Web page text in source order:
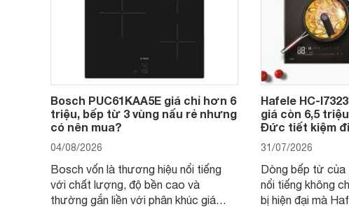
Bosch PUC61KAA5E giá chỉ hơn 6
triệu, bếp từ 3 vùng nấu rẻ nhưng
có nên mua?
04/08/2026
Bosch vốn là thương hiệu nổi tiếng
với chất lượng, độ bền cao và
thường gắn liền với phân khúc giá
Hafele HC-
giá còn 6,5
Đức tiết kiệm
31/07/2026
Dòng bếp từ
nổi tiếng không
bị hiện đại mà